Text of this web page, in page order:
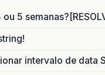
5
intervalo de data